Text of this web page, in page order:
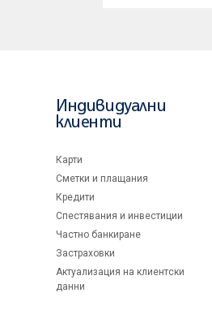
Индивидуални
клиенти
Карти
Сметки и плащания
Кредити
Спестявания и инвестиции
Частно банкиране
Застраховки
Актуализация на клиентски
данни